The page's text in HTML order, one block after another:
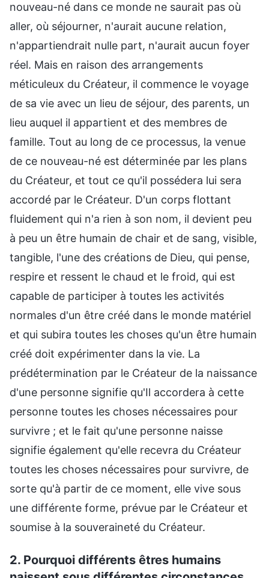
nouveau-né dans ce monde ne saurait pas où
aller, où séjourner, n'aurait aucune relation,
n'appartiendrait nulle part, n'aurait aucun foyer
réel. Mais en raison des arrangements
méticuleux du Créateur, il commence le voyage
de sa vie avec un lieu de séjour, des parents, un
lieu auquel il appartient et des membres de
famille. Tout au long de ce processus, la venue
de ce nouveau-né est déterminée par les plans
du Créateur, et tout ce qu'il possédera lui sera
accordé par le Créateur. D'un corps flottant
fluidement qui n'a rien à son nom, il devient peu
à peu un être humain de chair et de sang, visible,
tangible, l'une des créations de Dieu, qui pense,
respire et ressent le chaud et le froid, qui est
capable de participer à toutes les activités
normales d'un être créé dans le monde matériel
et qui subira toutes les choses qu'un être humain
créé doit expérimenter dans la vie. La
prédétermination par le Créateur de la naissance
d'une personne signifie qu'Il accordera à cette
personne toutes les choses nécessaires pour
survivre ; et le fait qu'une personne naisse
signifie également qu'elle recevra du Créateur
toutes les choses nécessaires pour survivre, de
sorte qu'à partir de ce moment, elle vive sous
une différente forme, prévue par le Créateur et
soumise à la souveraineté du Créateur.
2. Pourquoi différents êtres humains